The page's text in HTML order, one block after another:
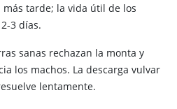
tarde; la vida útil de los
3 días.
sanas rechazan la monta y
los machos. La descarga vulvar
lentamente.